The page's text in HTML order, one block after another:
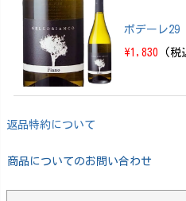
ポデーレ
\1,830 (税
返品特約について
商品についてのお問い合わせ